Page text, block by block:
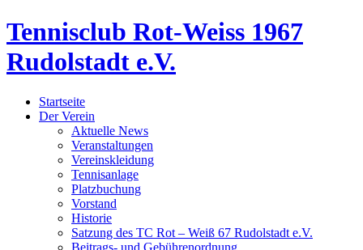
Tennisclub Rot-Weiss 1967
Rudolstadt e.V.
Startseite
Der Verein
Aktuelle News
Veranstaltungen
Vereinskleidung
Tennisanlage
Platzbuchung
Vorstand
Historie
Satzung des TC Rot – Weiß 67 Rudolstadt e.V.
Beitrags- und Gebührenordnung